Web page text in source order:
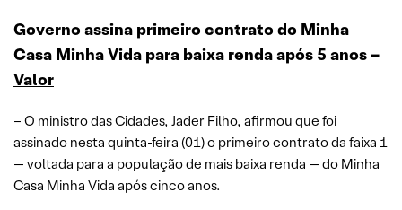
Governo assina primeiro contrato do Minha
Casa Minha Vida para baixa renda após 5 anos –
Valor
– O ministro das Cidades, Jader Filho, afirmou que foi
assinado nesta quinta-feira (01) o primeiro contrato da faixa 1
— voltada para a população de mais baixa renda — do Minha
Casa Minha Vida após cinco anos.